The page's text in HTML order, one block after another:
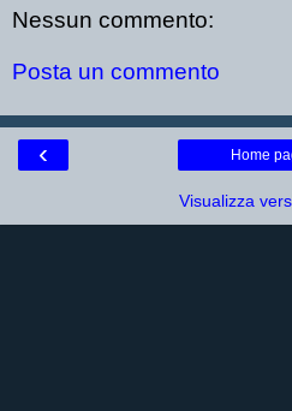
Nessun commento:
Posta un commento
‹ Home
Visualizza